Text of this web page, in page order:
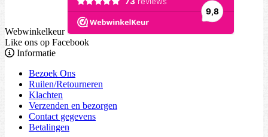
Webwinkelkeur
Like ons op Facebook
Informatie
Bezoek Ons
Ruilen/Retourneren
Klachten
Verzenden en bezorgen
Contact gegevens
Betalingen